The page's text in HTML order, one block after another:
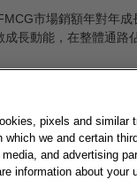
市場銷額年對年成
成長動能，在整體通路
第一季銷售降溫
pixels and similar
which we and certain
and advertising
information about your